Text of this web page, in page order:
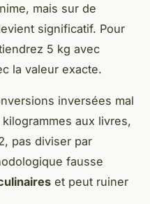
mais sur de
significatif. Pour
5 kg avec
la valeur exacte.
inversées mal
aux livres,
pas diviser par
fausse
et peut ruiner